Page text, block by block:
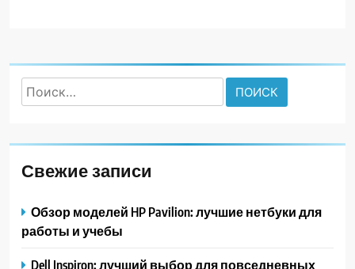
Найти:
Свежие записи
Обзор моделей HP Pavilion: лучшие нетбуки для
работы и учебы
Dell Inspiron: лучший выбор для повседневных